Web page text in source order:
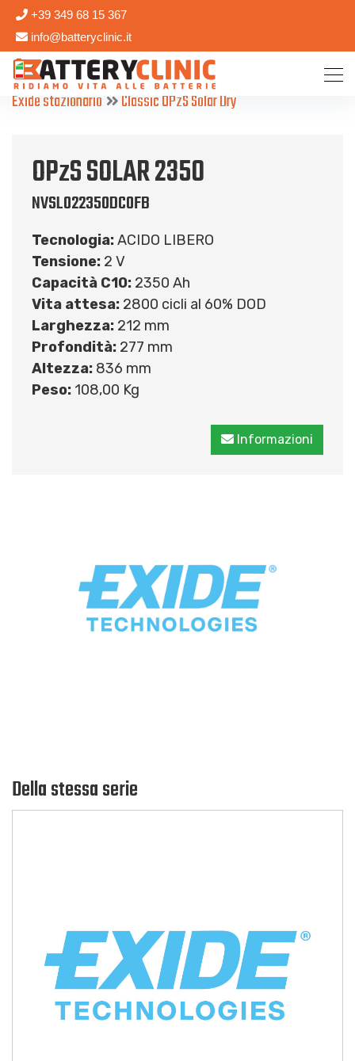
+39 349 68 15 367
info@batteryclinic.it
Exide stazionario Classic OPzS Solar Dry
OPzS SOLAR 2350
NVSL022350DC0FB
Tecnologia:ACIDO LIBERO
Tensione: 2 V
Capacità C10: 2350 Ah
Vita attesa: 2800 cicli al 60% DOD
Larghezza: 212 mm
Profondità: 277 mm
Altezza: 836 mm
Peso: 108,00 Kg
Informazioni
Della stessa serie